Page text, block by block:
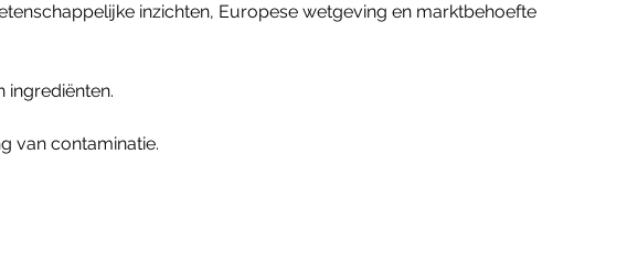
inzichten, Europese wetgeving en marktbehoefte
ingrediënten.
van contaminatie.